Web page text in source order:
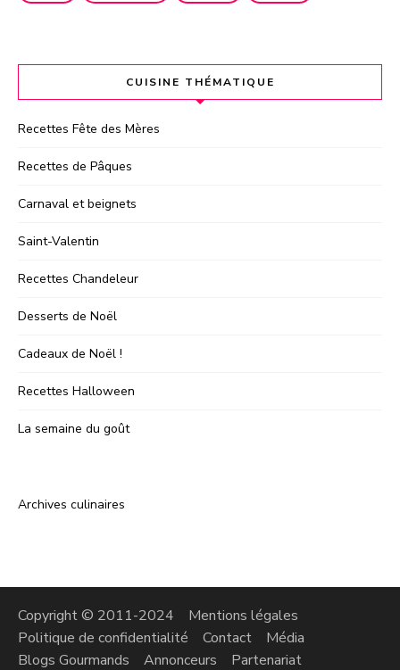
CUISINE THÉMATIQUE
Recettes Fête des Mères
Recettes de Pâques
Carnaval et beignets
Saint-Valentin
Recettes Chandeleur
Desserts de Noël
Cadeaux de Noël !
Recettes Halloween
La semaine du goût
Archives culinaires
Copyright © 2011-2024
Mentions légales
Politique de confidentialité
Contact
Média
Blogs Gourmands
Annonceurs Partenariat